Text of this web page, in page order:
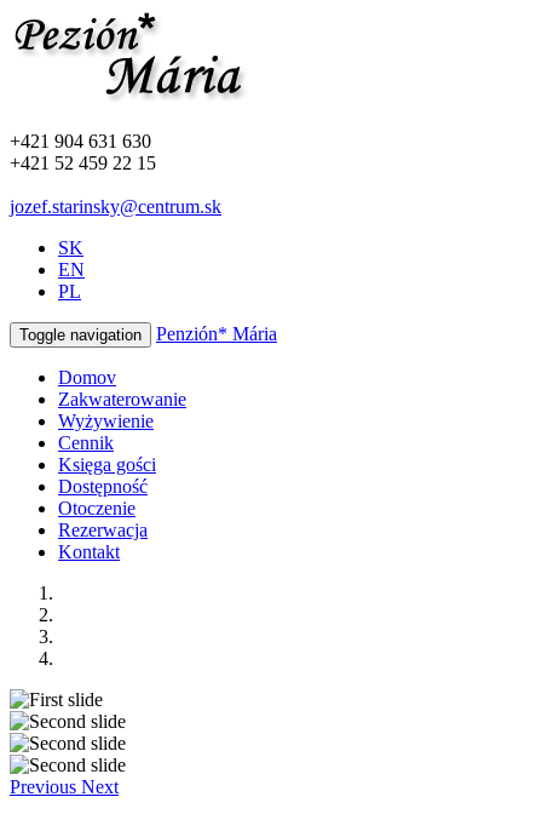
+421 904 631 630
+421 52 459 22 15
jozef.starinsky@centrum.sk
SK
EN
PL
Toggle navigation Penzión* Mária
Domov
Zakwaterowanie
Wyżywienie
Cennik
Księga gości
Dostępność
Otoczenie
Rezerwacja
Kontakt
Previous Next